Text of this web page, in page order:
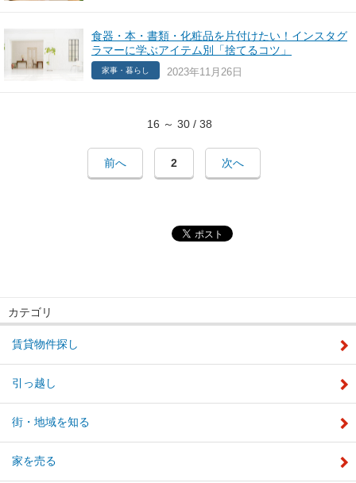
食器・本・書類・化粧品を片付けたい！インスタグ
ラマーに学ぶアイテム別「捨てるコツ」
家事・暮らし 2023年11月26日
16 ～ 30 / 38
前へ 2 次へ
カテゴリ
賃貸物件探し
引っ越し
街・地域を知る
家を売る